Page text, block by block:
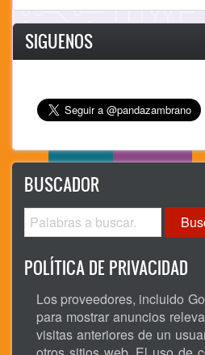
SIGUENOS
BUSCADOR
Busqueshon
POLÍTICA DE PRIVACIDAD
Los proveedores, incluido
para mostrar anuncios
visitas anteriores de un